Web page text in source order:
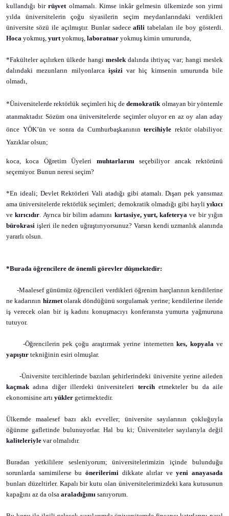
kullandığı birrüşvetolmamalı. Kimse inkâr gelmesin ülkemizde son yirmi
yılda üniversitelerin çoğu siyasilerin seçim meydanlarındaki verdikleri
üniversite sözü ile açılmıştır. Bunlar sadeceafili tabelaları ile boy gösterdi.
Hoca yokmuş, yurtyokmuş, laboratuar yokmuş kimin umurunda,
*Fakülteler açılırken ülkede hangi meslekdalında ihtiyaç var; hangi meslek
dalındaki mezunların milyonlarca işsizivar hiç kimsenin umurunda bile
olmadı,
*Üniversitelerde rektörlük seçimleri hiç dedemokratikolmayan bir yöntemle
atanmaktadır. Sözüm ona üniversitelerde seçimler oluyor en az oy alan aday
önce YÖK’ün ve sonra da Cumhurbaşkanının tercihiyle rektör olabiliyor.
Yazıklar olsun;
koca, koca Öğretim Üyeleri muhtarlarını seçebiliyor ancak rektörünü
seçemiyor. Bunun neresi seçim?
*En ideali; Devlet Rektörleri Vali atadığı gibi atamalı. Dışarı pek yansımaz
ama üniversitelerde rektörlük seçimleri; demokratik olmadığı gibi hayli yıkıcı
vekırıcıdır . Ayrıca bir bilim adamını kırtasiye, yurt, kafeterya ve bir yığın
bürokrasi işleri ile neden uğraştırıyorsunuz? Varsın kendi uzmanlık alanında
yararlı olsun.
*Burada öğrencilere de önemli görevler düşmektedir:
-Maalesef günümüz öğrencileri verdikleri öğrenim harçlarının kendilerine
ne kadarının hizmetolarak döndüğünü sorgulamak yerine; kendilerine ileride
iş verecek olan bir iş kadını konuşmacıyı konferansta yumurta yağmuruna
tutuyor.
-Öğrencilerin pek çoğu araştırmak yerine internettenkes, kopyala ve
yapıştır tekniğinin esiri olmuşlar.
-Üniversite tercihlerinde bazıları şehirlerindeki üniversite yerine aileden
kaçmak adına diğer illerdeki üniversiteleri tercihetmekteler bu da aile
ekonomisine artı yükler getirmektedir.
Ülkemde maalesef bazı aklı evveller; üniversite sayılarının çokluğuyla
öğünme gafletinde bulunuyorlar. Hal bu ki; Üniversiteler sayılarıyla değil
kaliteleriyle var olmalıdır.
Buradan yetkililere sesleniyorum; üniversitelerimizin içinde bulunduğu
sorunlarda samimilerse bu önerilerimi dikkate alırlar veyeni anayasada
bunları düzeltirler. Kapalı bir kutu olan üniversitelerimizdeki kara kutusunun
kapağını az da olsa araladığımı sanıyorum.